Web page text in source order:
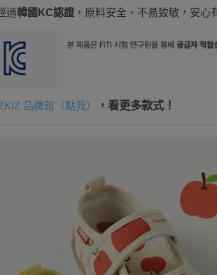
過韓國KC認證 ，原料安全、不易致敏，安心
品牌館（點我） ，看更多款式！